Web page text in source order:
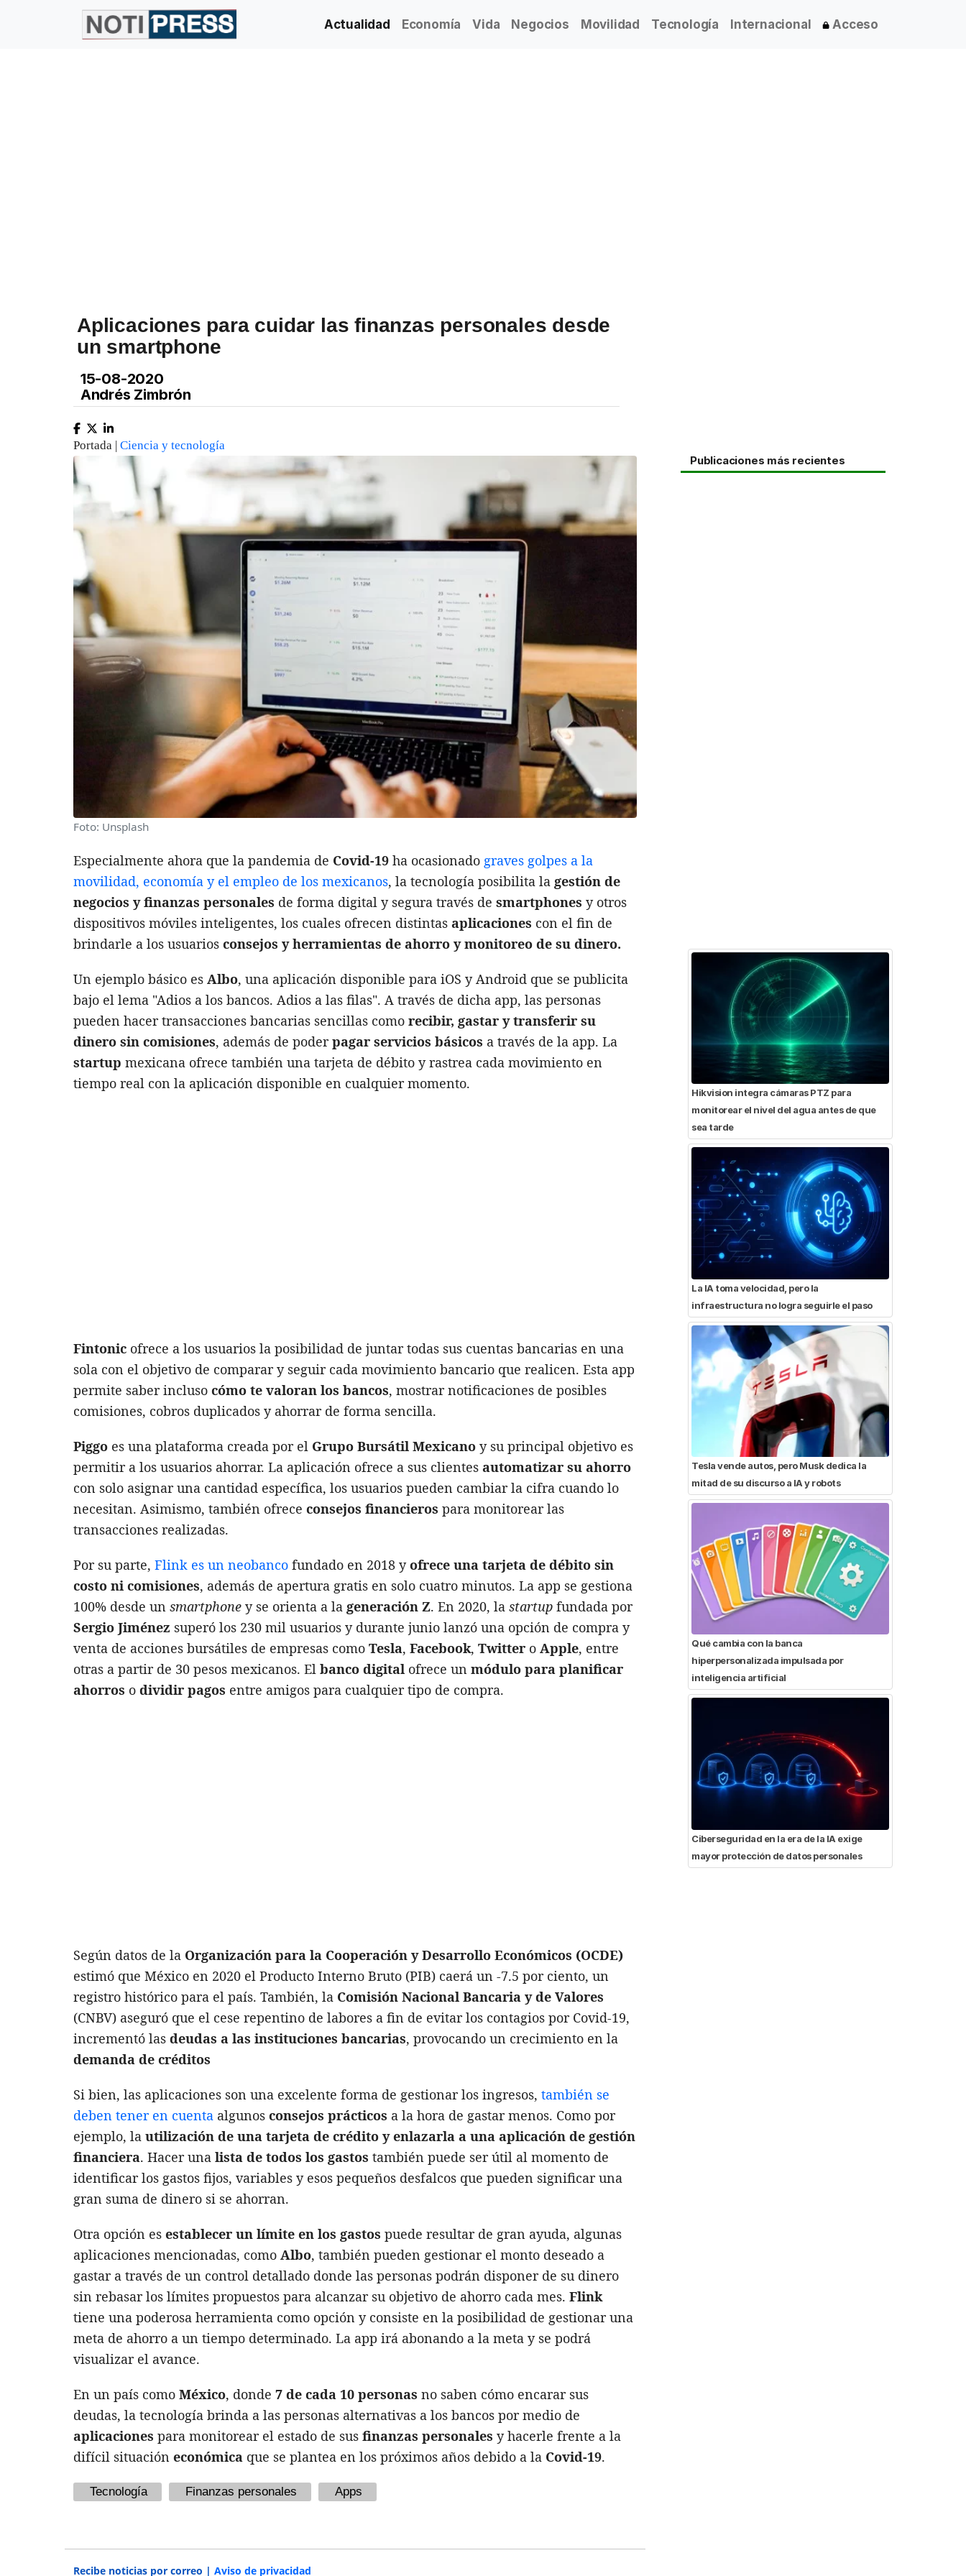
Actualidad Economía Vida Negocios Movilidad Tecnología Internacional Acceso
Aplicaciones para cuidar las finanzas personales desde
un smartphone
15-08-2020
Andrés Zimbrón
Portada | Ciencia y tecnología
Foto: Unsplash
Especialmente ahora que la pandemia de Covid-19 ha ocasionado graves golpes a la
movilidad, economía y el empleo de los mexicanos, la tecnología posibilita la gestión de
negocios y finanzas personales de forma digital y segura través de smartphones y otros
dispositivos móviles inteligentes, los cuales ofrecen distintas aplicaciones con el fin de
brindarle a los usuarios consejos y herramientas de ahorro y monitoreo de su dinero.
Un ejemplo básico es Albo, una aplicación disponible para iOS y Android que se publicita
bajo el lema "Adios a los bancos. Adios a las filas". A través de dicha app, las personas
pueden hacer transacciones bancarias sencillas como recibir, gastar y transferir su
dinero sin comisiones, además de poderpagar servicios básicos a través de la app. La
startup mexicana ofrece también una tarjeta de débito y rastrea cada movimiento en
tiempo real con la aplicación disponible en cualquier momento.
Fintonic ofrece a los usuarios la posibilidad de juntar todas sus cuentas bancarias en una
sola con el objetivo de comparar y seguir cada movimiento bancario que realicen. Esta app
permite saber incluso cómo te valoran los bancos, mostrar notificaciones de posibles
comisiones, cobros duplicados y ahorrar de forma sencilla.
Piggo es una plataforma creada por el Grupo Bursátil Mexicano y su principal objetivo es
permitir a los usuarios ahorrar. La aplicación ofrece a sus clientes automatizar su ahorro
con solo asignar una cantidad específica, los usuarios pueden cambiar la cifra cuando lo
necesitan. Asimismo, también ofrece consejos financieros para monitorear las
transacciones realizadas.
Por su parte, Flink es un neobanco fundado en 2018 yofrece una tarjeta de débito sin
costo ni comisiones, además de apertura gratis en solo cuatro minutos. La app se gestiona
100% desde un smartphone y se orienta a la generación Z. En 2020, la startup fundada por
Sergio Jiménez superó los 230 mil usuarios y durante junio lanzó una opción de compra y
venta de acciones bursátiles de empresas como Tesla, Facebook, Twitter o Apple, entre
otras a partir de 30 pesos mexicanos. El banco digital ofrece un módulo para planificar
ahorros o dividir pagos entre amigos para cualquier tipo de compra.
Según datos de la Organización para la Cooperación y Desarrollo Económicos (OCDE)
estimó que México en 2020 el Producto Interno Bruto (PIB) caerá un -7.5 por ciento, un
registro histórico para el país. También, la Comisión Nacional Bancaria y de Valores
(CNBV) aseguró que el cese repentino de labores a fin de evitar los contagios por Covid-19,
incrementó las deudas a las instituciones bancarias, provocando un crecimiento en la
demanda de créditos
Si bien, las aplicaciones son una excelente forma de gestionar los ingresos, también se
deben tener en cuenta algunos consejos prácticos a la hora de gastar menos. Como por
ejemplo, la utilización de una tarjeta de crédito y enlazarla a una aplicación de gestión
financiera. Hacer una lista de todos los gastos también puede ser útil al momento de
identificar los gastos fijos, variables y esos pequeños desfalcos que pueden significar una
gran suma de dinero si se ahorran.
Otra opción es establecer un límite en los gastos puede resultar de gran ayuda, algunas
aplicaciones mencionadas, como Albo, también pueden gestionar el monto deseado a
gastar a través de un control detallado donde las personas podrán disponer de su dinero
sin rebasar los límites propuestos para alcanzar su objetivo de ahorro cada mes. Flink
tiene una poderosa herramienta como opción y consiste en la posibilidad de gestionar una
meta de ahorro a un tiempo determinado. La app irá abonando a la meta y se podrá
visualizar el avance.
En un país como México, donde 7 de cada 10 personas no saben cómo encarar sus
deudas, la tecnología brinda a las personas alternativas a los bancos por medio de
aplicaciones para monitorear el estado de sus finanzas personales y hacerle frente a la
difícil situación económica que se plantea en los próximos años debido a la Covid-19.
Tecnología Finanzas personales Apps
Recibe noticias por correo | Aviso de privacidad
Publicaciones más recientes
Hikvision integra cámaras PTZ para
monitorear el nivel del agua antes de que
sea tarde
La IA toma velocidad, pero la
infraestructura no logra seguirle el paso
Tesla vende autos, pero Musk dedica la
mitad de su discurso a IA y robots
Qué cambia con la banca
hiperpersonalizada impulsada por
inteligencia artificial
Ciberseguridad en la era de la IA exige
mayor protección de datos personales